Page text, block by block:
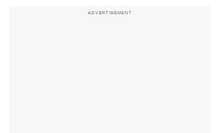
ADVERTISEMENT